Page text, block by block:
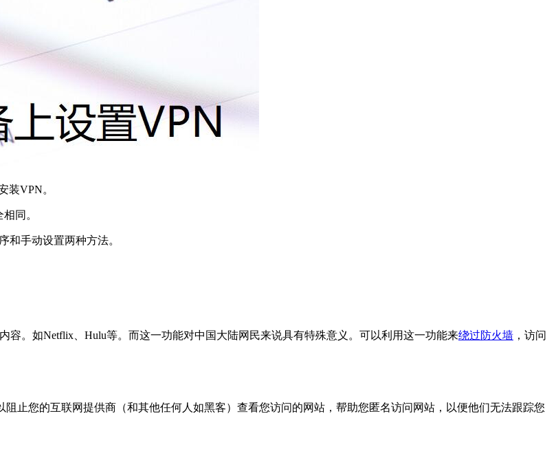
装VPN。
同。
和手动设置两种方法。
。如Netflix、Hulu等。而这一功能对中国大陆网民来说具有特殊意义。可以利用这一功能来绕过防火墙 ，访问
止您的互联网提供商（和其他任何人如黑客）查看您访问的网站，帮助您匿名访问网站，以便他们无法跟踪您